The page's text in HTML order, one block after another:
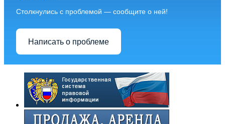
Столкнулись с проблемой — сообщите о ней!
Написать о проблеме